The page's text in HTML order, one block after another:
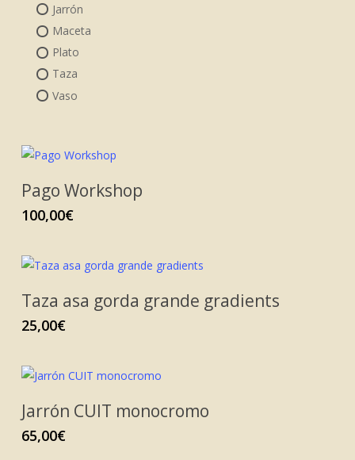
Jarrón
Maceta
Plato
Taza
Vaso
Pago Workshop
100,00€
Taza asa gorda grande gradients
25,00€
Jarrón CUIT monocromo
65,00€